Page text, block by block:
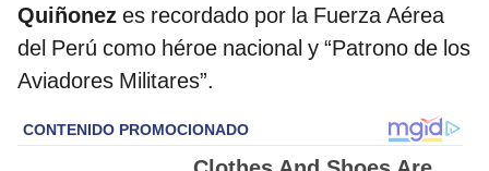
Quiñonez es recordado por la Fuerza Aérea
del Perú como héroe nacional y “Patrono de los
Aviadores Militares”.